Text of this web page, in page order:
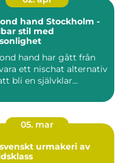
hand Stockholm -
stil med
hand har gått från
ett nischat alternativ
bli en självklar...
05. mar
urmakeri av